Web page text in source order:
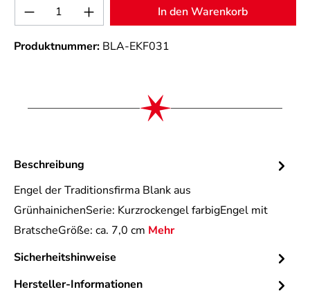
Produkt Anzahl: Gib den gewünschten
In den Warenkorb
Produktnummer: BLA-EKF031
Beschreibung
Engel der Traditionsfirma Blank aus
GrünhainichenSerie: Kurzrockengel farbigEngel mit
BratscheGröße: ca. 7,0 cm Mehr
Sicherheitshinweise
Hersteller-Informationen